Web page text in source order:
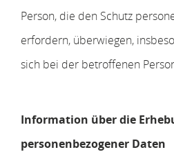
Person, die den Schutz
erfordern, überwiegen,
sich bei der betroffenen
Information über die
personenbezogener Daten